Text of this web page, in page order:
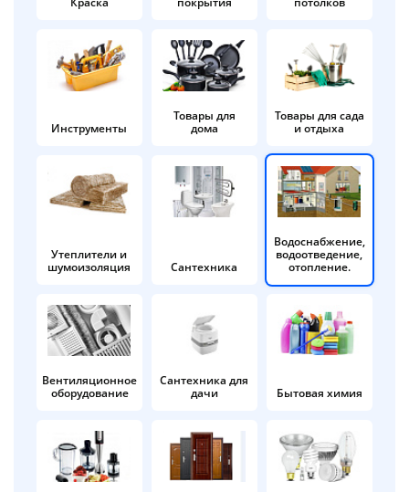
Инструменты
Товары для
дома
Товары для сада
и отдыха
Утеплители и
шумоизоляция
Сантехника
Водоснабжение,
водоотведение,
отопление.
Вентиляционное
оборудование
Сантехника для
дачи
Бытовая химия
в корзину
Оплачивайте сегодня только
25% картой любого банка
Получайте товар
выбранный способом
Оставшиеся
% будут
по25%каждые 2 недели
Подробнее
об оплате Плайтом